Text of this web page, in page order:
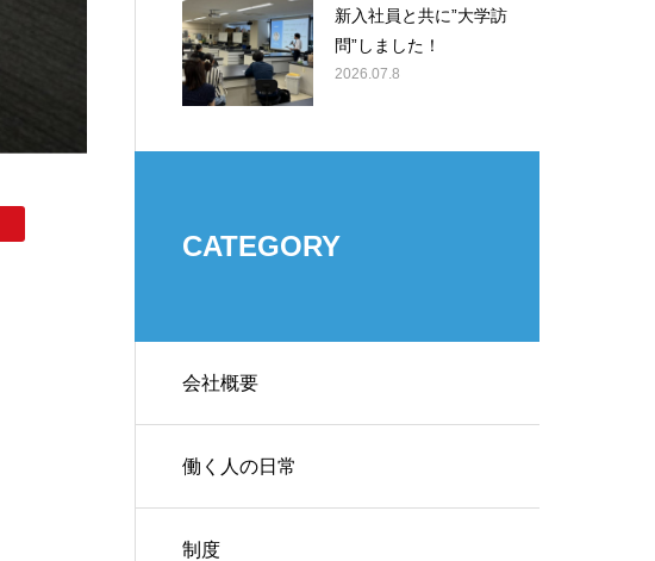
新入社員と共に”大学訪
問”しました！
2026.07.8
CATEGORY
会社概要
働く人の日常
制度